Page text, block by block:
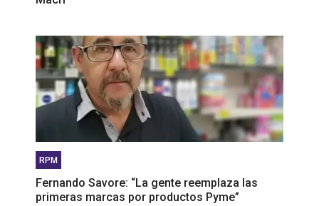
RPM
Fernando Savore: “La gente reemplaza las
primeras marcas por productos Pyme”